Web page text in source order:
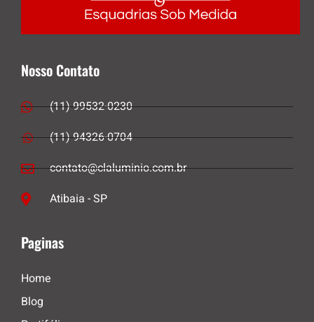
Nosso Contato
(11) 99532-0230
(11) 94326-0704
contato@claluminio.com.br
Atibaia - SP
Paginas
Home
Blog